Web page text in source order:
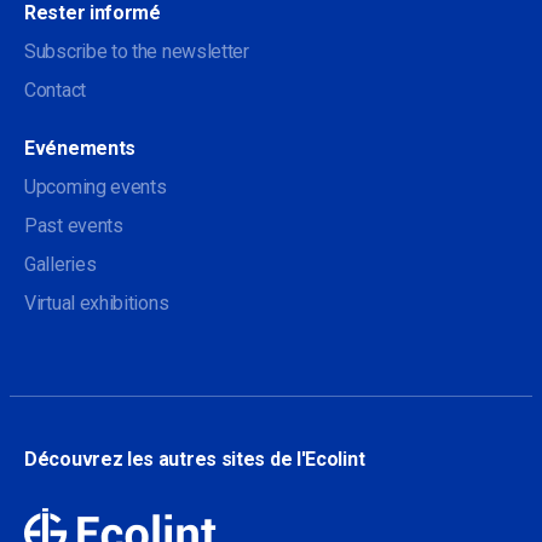
Rester informé
Subscribe to the newsletter
Contact
Evénements
Upcoming events
Past events
Galleries
Virtual exhibitions
Découvrez les autres sites de l'Ecolint